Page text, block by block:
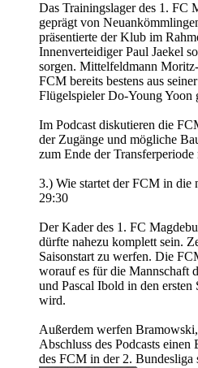
Das Trainingslager des 1. FC
geprägt von
präsentierte der Klub im
Innenverteidiger Paul Jaekel
sorgen. Mittelfeldmann
FCM bereits bestens aus
Flügelspieler Do-Young Yoon
Im Podcast diskutieren die
der Zugänge und mögliche
zum Ende der Transferperiode
3.) Wie startet der FCM in die
29:30
Der Kader des 1. FC
dürfte nahezu komplett sein.
Saisonstart zu werfen. Die
worauf es für die Mannschaft
und Pascal Ibold in den
wird.
Außerdem werfen
Abschluss des Podcasts
des FCM in der 2.